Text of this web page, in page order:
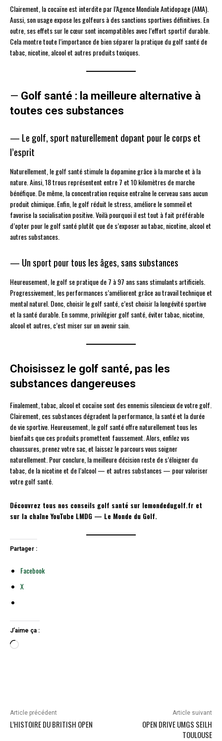
Clairement, la cocaïne est interdite par l’Agence Mondiale Antidopage (AMA).
Aussi, son usage expose les golfeurs à des sanctions sportives définitives. En
outre, ses effets sur le cœur sont incompatibles avec l’effort sportif durable.
Cela montre toute l’importance de bien séparer la pratique du golf santé de
tabac, nicotine, alcool et autres produits toxiques.
— Golf santé : la meilleure alternative à
toutes ces substances
— Le golf, sport naturellement dopant pour le corps et
l’esprit
Naturellement, le golf santé stimule la dopamine grâce à la marche et à la
nature. Ainsi, 18 trous représentent entre 7 et 10 kilomètres de marche
bénéfique. De même, la concentration requise entraîne le cerveau sans aucun
produit chimique. Enfin, le golf réduit le stress, améliore le sommeil et
favorise la socialisation positive. Voilà pourquoi il est tout à fait préférable
d’opter pour le golf santé plutôt que de s’exposer au tabac, nicotine, alcool et
autres substances.
— Un sport pour tous les âges, sans substances
Heureusement, le golf se pratique de 7 à 97 ans sans stimulants artificiels.
Progressivement, les performances s’améliorent grâce au travail technique et
mental naturel. Donc, choisir le golf santé, c’est choisir la longévité sportive
et la santé durable. En somme, privilégier golf santé, éviter tabac, nicotine,
alcool et autres, c’est miser sur un avenir sain.
Choisissez le golf santé, pas les
substances dangereuses
Finalement, tabac, alcool et cocaïne sont des ennemis silencieux de votre golf.
Clairement, ces substances dégradent la performance, la santé et la durée
de vie sportive. Heureusement, le golf santé offre naturellement tous les
bienfaits que ces produits promettent faussement. Alors, enfilez vos
chaussures, prenez votre sac, et laissez le parcours vous soigner
naturellement. Pour conclure, la meilleure décision reste de s’éloigner du
tabac, de la nicotine et de l’alcool — et autres substances — pour valoriser
votre golf santé.
Découvrez tous nos conseils golf santé sur lemondedugolf.fr et
sur la chaîne YouTube LMDG — Le Monde du Golf.
Partager :
Facebook
X
J’aime ça :
C
m
e
Article précédent
L’HISTOIRE DU BRITISH OPEN
Article suivant
OPEN DRIVE UMGS SEILH
TOULOUSE